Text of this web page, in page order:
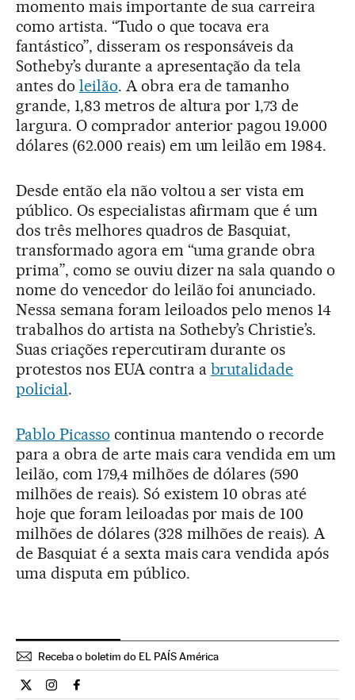
momento mais importante de sua carreira
como artista. “Tudo o que tocava era
fantástico”, disseram os responsáveis da
Sotheby’s durante a apresentação da tela
antes do leilão. A obra era de tamanho
grande, 1,83 metros de altura por 1,73 de
largura. O comprador anterior pagou 19.000
dólares (62.000 reais) em um leilão em 1984.
Desde então ela não voltou a ser vista em
público. Os especialistas afirmam que é um
dos três melhores quadros de Basquiat,
transformado agora em “uma grande obra
prima”, como se ouviu dizer na sala quando o
nome do vencedor do leilão foi anunciado.
Nessa semana foram leiloados pelo menos 14
trabalhos do artista na Sotheby’s Christie’s.
Suas criações repercutiram durante os
protestos nos EUA contra a brutalidade
policial.
Pablo Picasso continua mantendo o recorde
para a obra de arte mais cara vendida em um
leilão, com 179,4 milhões de dólares (590
milhões de reais). Só existem 10 obras até
hoje que foram leiloadas por mais de 100
milhões de dólares (328 milhões de reais). A
de Basquiat é a sexta mais cara vendida após
uma disputa em público.
Receba o boletim do EL PAÍS América
Cultura El País Brasil en Twitter
Cultura El País Brasil en Instagram
Cultura El País Brasil en Facebook